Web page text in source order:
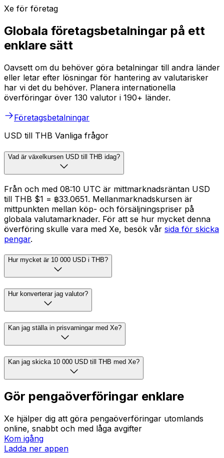
Xe för företag
Globala företagsbetalningar på ett
enklare sätt
Oavsett om du behöver göra betalningar till andra länder
eller letar efter lösningar för hantering av valutarisker
har vi det du behöver. Planera internationella
överföringar över 130 valutor i 190+ länder.
Företagsbetalningar
USD till THB Vanliga frågor
Vad är växelkursen USD till THB idag?
Från och med 08:10 UTC är mittmarknadsräntan USD
till THB $1 = ฿33.0651. Mellanmarknadskursen är
mittpunkten mellan köp- och försäljningspriser på
globala valutamarknader. För att se hur mycket denna
överföring skulle vara med Xe, besök vår sida för skicka
pengar.
Hur mycket är 10 000 USD i THB?
Hur konverterar jag valutor?
Kan jag ställa in prisvarningar med Xe?
Kan jag skicka 10 000 USD till THB med Xe?
Gör pengaöverföringar enklare
Xe hjälper dig att göra pengaöverföringar utomlands
online, snabbt och med låga avgifter
Kom igång
Ladda ner appen